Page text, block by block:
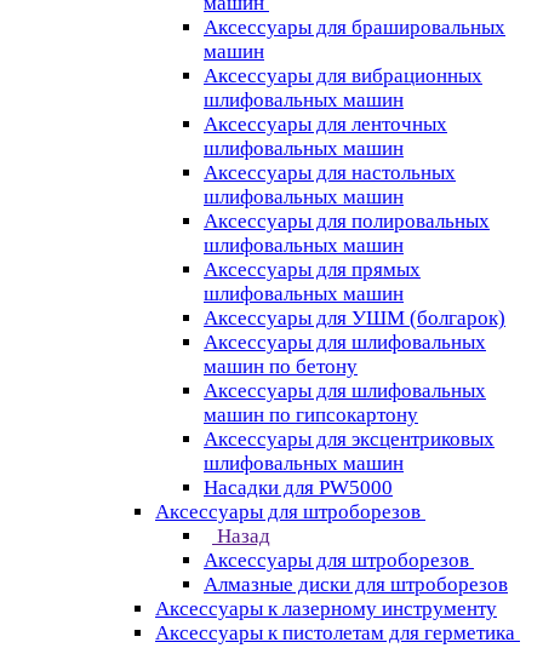
Аксессуары для брашировальных
машин
Аксессуары для вибрационных
шлифовальных машин
Аксессуары для ленточных
шлифовальных машин
Аксессуары для настольных
шлифовальных машин
Аксессуары для полировальных
шлифовальных машин
Аксессуары для прямых
шлифовальных машин
Аксессуары для УШМ (болгарок)
Аксессуары для шлифовальных
машин по бетону
Аксессуары для шлифовальных
машин по гипсокартону
Аксессуары для эксцентриковых
шлифовальных машин
Насадки для PW5000
Аксессуары для штроборезов
Назад
Аксессуары для штроборезов
Алмазные диски для штроборезов
Аксессуары к лазерному инструменту
Аксессуары к пистолетам для герметика